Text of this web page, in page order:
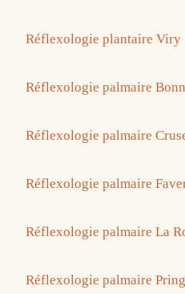
Réflexologie plantaire Viry
Réflexologie palmaire
Réflexologie palmaire
Réflexologie palmaire
Réflexologie palmaire La
Réflexologie palmaire